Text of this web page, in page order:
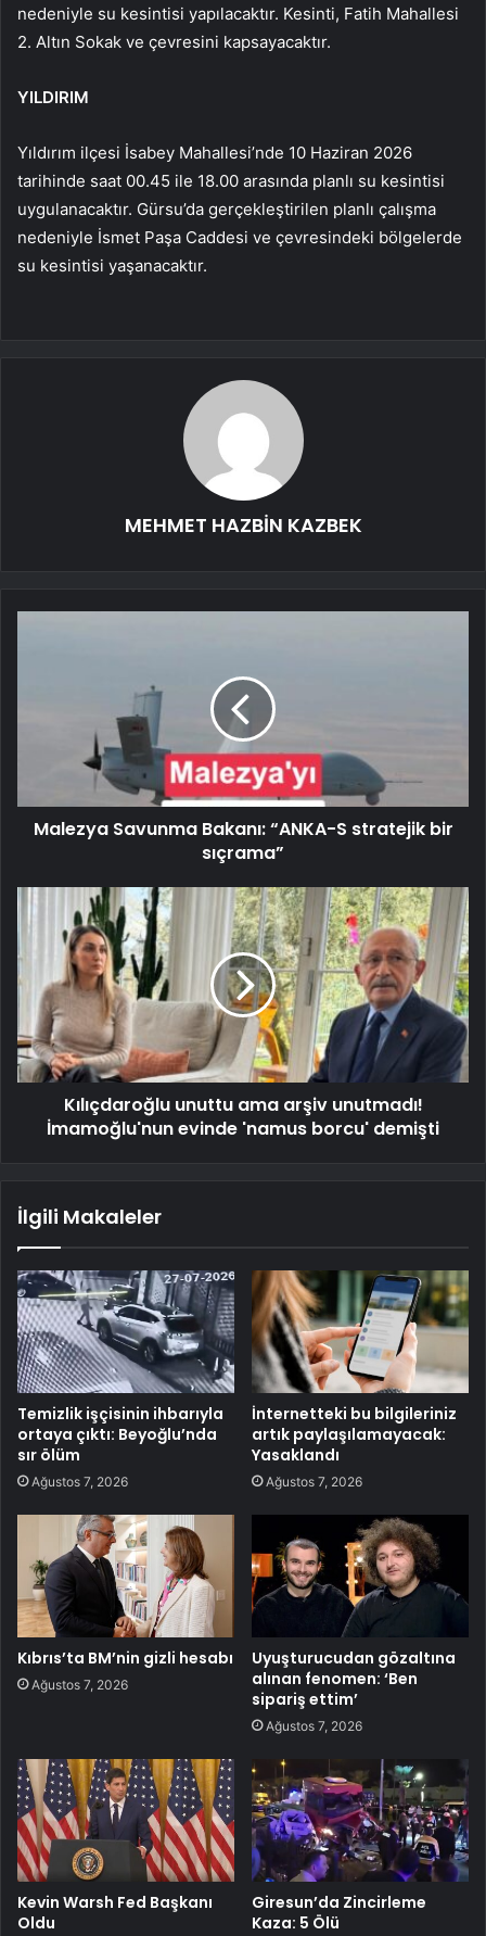
nedeniyle su kesintisi yapılacaktır. Kesinti, Fatih Mahallesi
2. Altın Sokak ve çevresini kapsayacaktır.
YILDIRIM
Yıldırım ilçesi İsabey Mahallesi’nde 10 Haziran 2026
tarihinde saat 00.45 ile 18.00 arasında planlı su kesintisi
uygulanacaktır. Gürsu’da gerçekleştirilen planlı çalışma
nedeniyle İsmet Paşa Caddesi ve çevresindeki bölgelerde
su kesintisi yaşanacaktır.
MEHMET HAZBİN KAZBEK
Malezya Savunma Bakanı: “ANKA-S stratejik bir
sıçrama”
Kılıçdaroğlu unuttu ama arşiv unutmadı!
İmamoğlu'nun evinde 'namus borcu' demişti
İlgili Makaleler
Temizlik işçisinin ihbarıyla
ortaya çıktı: Beyoğlu’nda
sır ölüm
Ağustos 7, 2026
İnternetteki bu bilgileriniz
artık paylaşılamayacak:
Yasaklandı
Ağustos 7, 2026
Kıbrıs’ta BM’nin gizli hesabı
Ağustos 7, 2026
Uyuşturucudan gözaltına
alınan fenomen: ‘Ben
sipariş ettim’
Ağustos 7, 2026
Kevin Warsh Fed Başkanı
Oldu
Giresun’da Zincirleme
Kaza: 5 Ölü